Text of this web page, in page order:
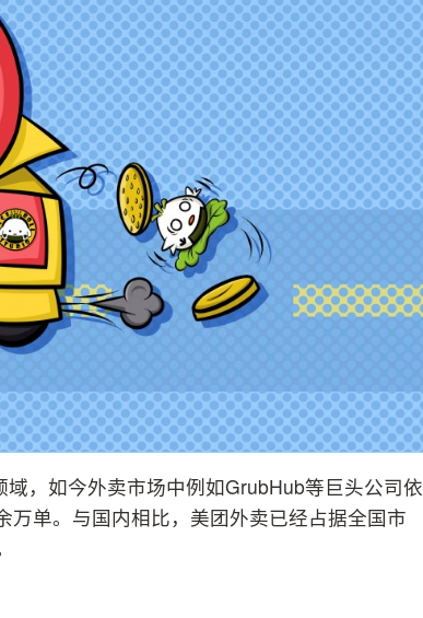
，如今外卖市场中例如GrubHub等巨头公司依
单。与国内相比，美团外卖已经占据全国市